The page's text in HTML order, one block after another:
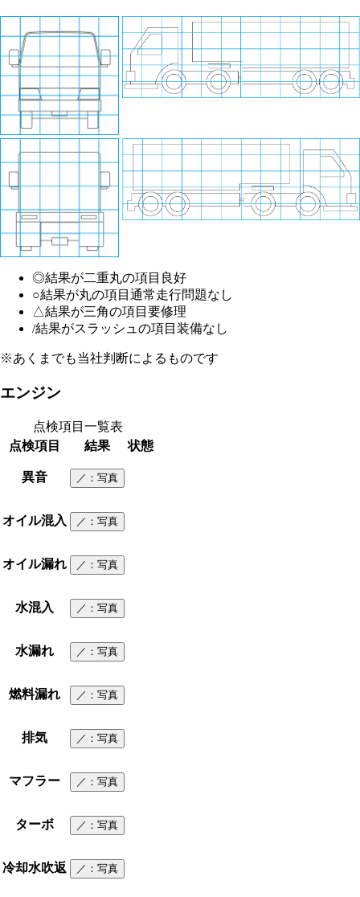
◎結果が二重丸の項目 良好
○結果が丸の項目 通常走行問題なし
△結果が三角の項目 要修理
/結果がスラッシュの項目 装備なし
※あくまでも当社判断によるものです
エンジン
点検項目一覧表
点検項目
結果 状態
異音 ／ ：写真
オイル混入 ／ ：写真
オイル漏れ ／ ：写真
水混入 ／ ：写真
水漏れ ／ ：写真
燃料漏れ ／ ：写真
排気 ／ ：写真
マフラー ／ ：写真
ターボ ／ ：写真
冷却水吹返 ／ ：写真